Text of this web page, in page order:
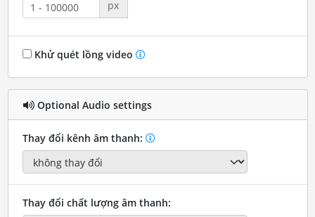
px
Khử quét lồng video
Optional Audio settings
Thay đổi kênh âm thanh:
Thay đổi chất lượng âm thanh: